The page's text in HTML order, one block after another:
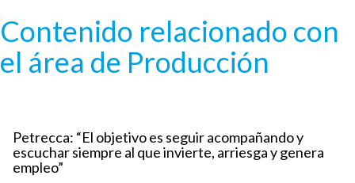
Contenido relacionado con
el área de Producción
Petrecca: “El objetivo es seguir acompañando y
escuchar siempre al que invierte, arriesga y genera
empleo”